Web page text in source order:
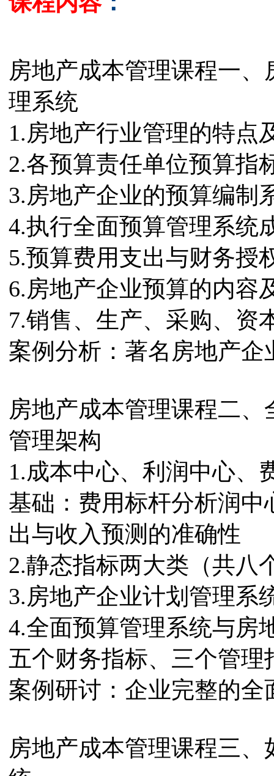
房地产成本管理课程一
理系统
1.房地产行业管理的特
2.各预算责任单位预算指
3.房地产企业的预算编制
4.执行全面预算管理系统
5.预算费用支出与财务授
6.房地产企业预算的内容
7.销售、生产、采购、资
案例分析：著名房地产企
房地产成本管理课程二
管理架构
1.成本中心、利润中心、
基础：费用标杆分析润
出与收入预测的准确性
2.静态指标两大类（共八
3.房地产企业计划管理系
4.全面预算管理系统与房
五个财务指标、三个管理
案例研讨：企业完整的全
房地产成本管理课程三